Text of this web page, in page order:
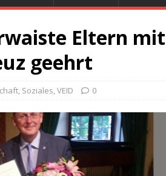
Eltern mit
geehrt
, Soziales,VEID 0